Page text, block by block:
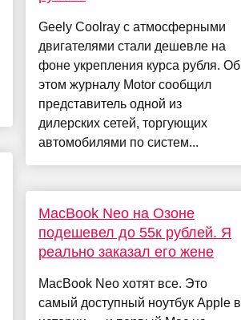
Geely Coolray с атмосферными
двигателями стали дешевле на
фоне укрепления курса рубля. Об
этом журналу Motor сообщил
представитель одной из
дилерских сетей, торгующих
автомобилями по систем...
MacBook Neo на Озоне
подешевел до 55к рублей. Я
реально заказал его жене
MacBook Neo хотят все. Это
самый доступный ноутбук Apple в